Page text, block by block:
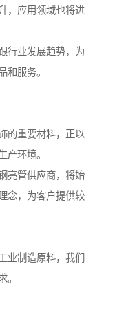
，应用领域也将进
行业发展趋势，为
和服务。
的重要材料，正以
产环境。
亮管供应商，将始
念，为客户提供较
业制造原料，我们
。